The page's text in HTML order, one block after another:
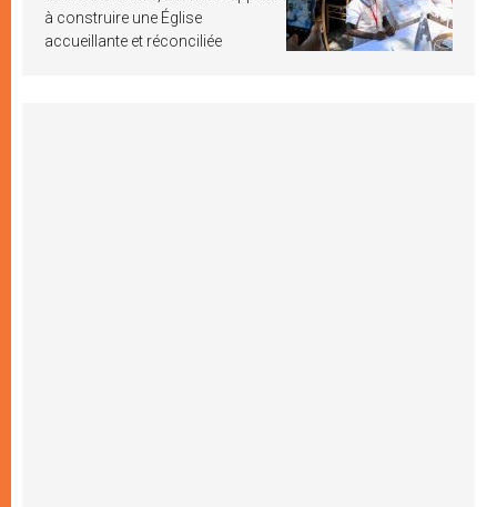
à construire une Église
accueillante et réconciliée